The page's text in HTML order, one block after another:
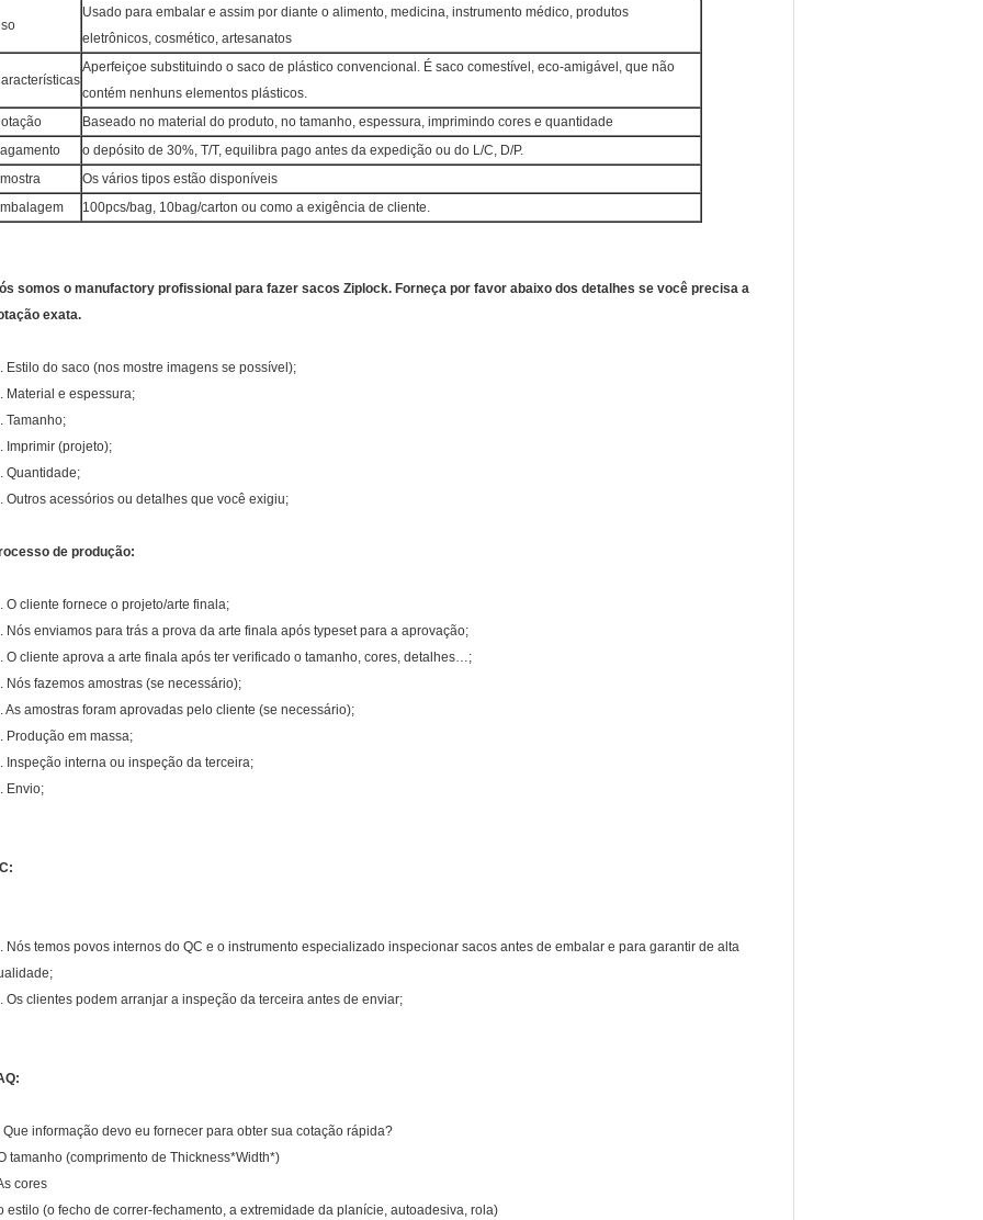
Usado para embalar e assim por diante o alimento, medicina, instrumento médico, produtos
eletrônicos, cosmético, artesanatos
Aperfeiçoe substituindo o saco de plástico convencional. É saco comestível, eco-amigável, que não
contém nenhuns elementos plásticos.
Baseado no material do produto, no tamanho, espessura, imprimindo cores e quantidade
o depósito de 30%, T/T, equilibra pago antes da expedição ou do L/C, D/P.
Os vários tipos estão disponíveis
100pcs/bag, 10bag/carton ou como a exigência de cliente.
somos o manufactory profissional para fazer sacos Ziplock. Forneça por favor abaixo dos detalhes se você precisa a
exata.
Estilo do saco (nos mostre imagens se possível);
Material e espessura;
Tamanho;
Imprimir (projeto);
Quantidade;
Outros acessórios ou detalhes que você exigiu;
de produção:
O cliente fornece o projeto/arte finala;
Nós enviamos para trás a prova da arte finala após typeset para a aprovação;
O cliente aprova a arte finala após ter verificado o tamanho, cores, detalhes…;
Nós fazemos amostras (se necessário);
As amostras foram aprovadas pelo cliente (se necessário);
Produção em massa;
Inspeção interna ou inspeção da terceira;
Envio;
Nós temos povos internos do QC e o instrumento especializado inspecionar sacos antes de embalar e para garantir de alta
Os clientes podem arranjar a inspeção da terceira antes de enviar;
Que informação devo eu fornecer para obter sua cotação rápida?
tamanho (comprimento de Thickness*Width*)
cores
estilo (o fecho de correr-fechamento, a extremidade da planície, autoadesiva, rola)